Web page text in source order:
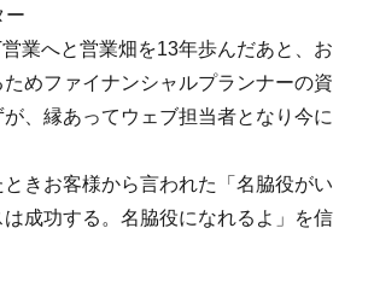
ー
業へと営業畑を13年歩んだあと、お
めファイナンシャルプランナーの資
、縁あってウェブ担当者となり今に
きお客様から言われた「名脇役がい
成功する。名脇役になれるよ」を信